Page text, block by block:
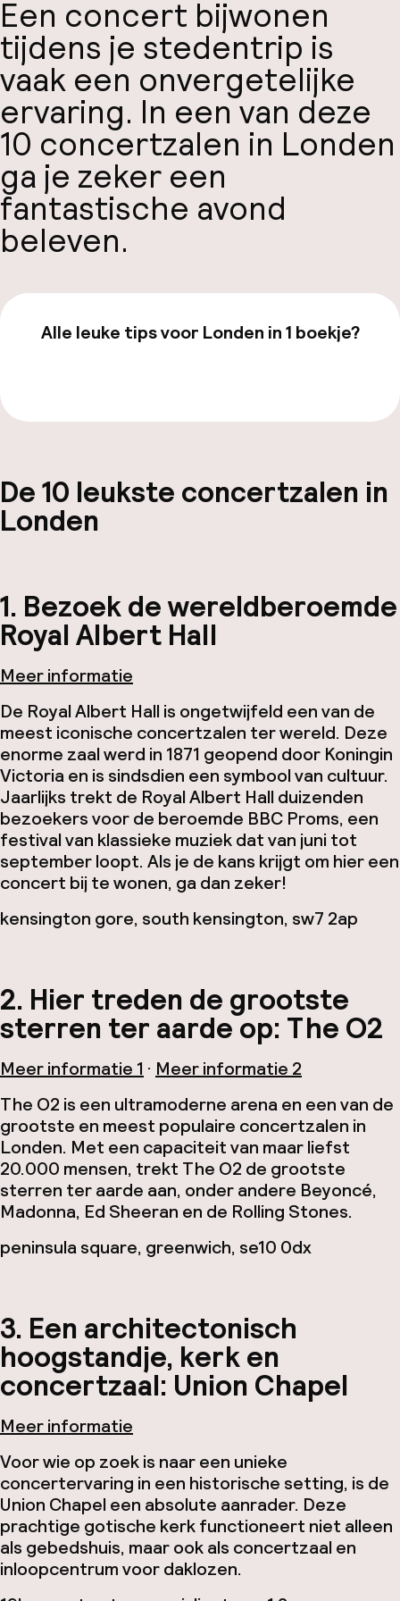
Een concert bijwonen
tijdens je stedentrip is
vaak een onvergetelijke
ervaring. In een van deze
10 concertzalen in Londen
ga je zeker een
fantastische avond
beleven.
Alle leuke tips voor Londen in 1 boekje?
De 10 leukste concertzalen in
Londen
1. Bezoek de wereldberoemde
Royal Albert Hall
Meer informatie
De Royal Albert Hall is ongetwijfeld een van de
meest iconische concertzalen ter wereld. Deze
enorme zaal werd in 1871 geopend door Koningin
Victoria en is sindsdien een symbool van cultuur.
Jaarlijks trekt de Royal Albert Hall duizenden
bezoekers voor de beroemde BBC Proms, een
festival van klassieke muziek dat van juni tot
september loopt. Als je de kans krijgt om hier een
concert bij te wonen, ga dan zeker!
kensington gore, south kensington, sw7 2ap
2. Hier treden de grootste
sterren ter aarde op: The O2
Meer informatie 1 · Meer informatie 2
The O2 is een ultramoderne arena en een van de
grootste en meest populaire concertzalen in
Londen. Met een capaciteit van maar liefst
20.000 mensen, trekt The O2 de grootste
sterren ter aarde aan, onder andere Beyoncé,
Madonna, Ed Sheeran en de Rolling Stones.
peninsula square, greenwich, se10 0dx
3. Een architectonisch
hoogstandje, kerk en
concertzaal: Union Chapel
Meer informatie
Voor wie op zoek is naar een unieke
concertervaring in een historische setting, is de
Union Chapel een absolute aanrader. Deze
prachtige gotische kerk functioneert niet alleen
als gebedshuis, maar ook als concertzaal en
inloopcentrum voor daklozen.